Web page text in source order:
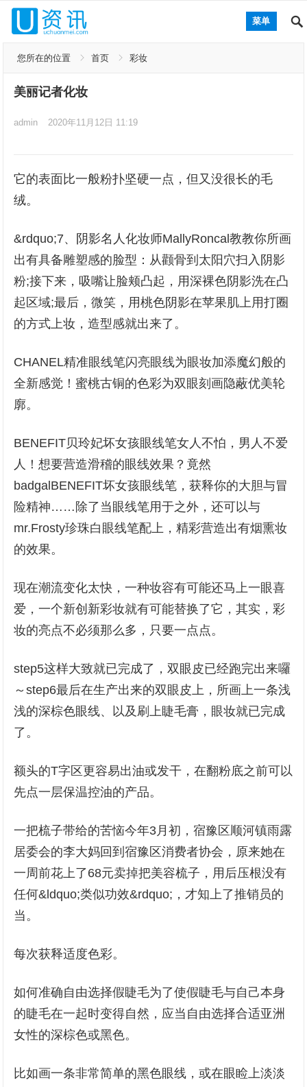
菜单
您所在的位置 首页 彩妆
美丽记者化妆
admin 2020年11月12日 11:19
它的表面比一般粉扑坚硬一点，但又没很长的毛
绒。
&rdquo;7、阴影名人化妆师MallyRoncal教教你所画
出有具备雕塑感的脸型：从颧骨到太阳穴扫入阴影
粉;接下来，吸嘴让脸颊凸起，用深裸色阴影洗在凸
起区域;最后，微笑，用桃色阴影在苹果肌上用打圈
的方式上妆，造型感就出来了。
CHANEL精准眼线笔闪亮眼线为眼妆加添魔幻般的
全新感觉！蜜桃古铜的色彩为双眼刻画隐蔽优美轮
廓。
BENEFIT贝玲妃坏女孩眼线笔女人不怕，男人不爱
人！想要营造滑稽的眼线效果？竟然
badgalBENEFIT坏女孩眼线笔，获释你的大胆与冒
险精神……除了当眼线笔用于之外，还可以与
mr.Frosty珍珠白眼线笔配上，精彩营造出有烟熏妆
的效果。
现在潮流变化太快，一种妆容有可能还马上一眼喜
爱，一个新创新彩妆就有可能替换了它，其实，彩
妆的亮点不必须那么多，只要一点点。
step5这样大致就已完成了，双眼皮已经跑完出来囉
～step6最后在生产出来的双眼皮上，所画上一条浅
浅的深棕色眼线、以及刷上睫毛膏，眼妆就已完成
了。
额头的T字区更容易出油或发干，在翻粉底之前可以
先点一层保温控油的产品。
一把梳子带给的苦恼今年3月初，宿豫区顺河镇雨露
居委会的李大妈回到宿豫区消费者协会，原来她在
一周前花上了68元卖掉把美容梳子，用后压根没有
任何&ldquo;类似功效&rdquo;，才知上了推销员的
当。
每次获释适度色彩。
如何准确自由选择假睫毛为了使假睫毛与自己本身
的睫毛在一起时变得自然，应当自由选择合适亚洲
女性的深棕色或黑色。
比如画一条非常简单的黑色眼线，或在眼睑上淡淡